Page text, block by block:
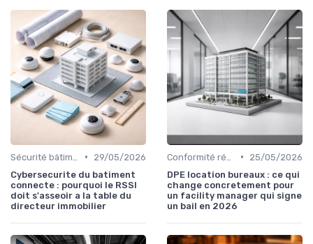
•
29/05/2026
Cybersecurite du batiment
connecte : pourquoi le RSSI
doit s'asseoir a la table du
directeur immobilier
•
25/05/2026
DPE location bureaux : ce qui
change concretement pour
un facility manager qui signe
un bail en 2026